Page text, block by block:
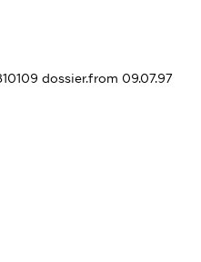
dossier.from 09.07.97